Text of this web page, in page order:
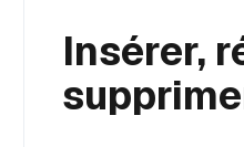
Insérer,